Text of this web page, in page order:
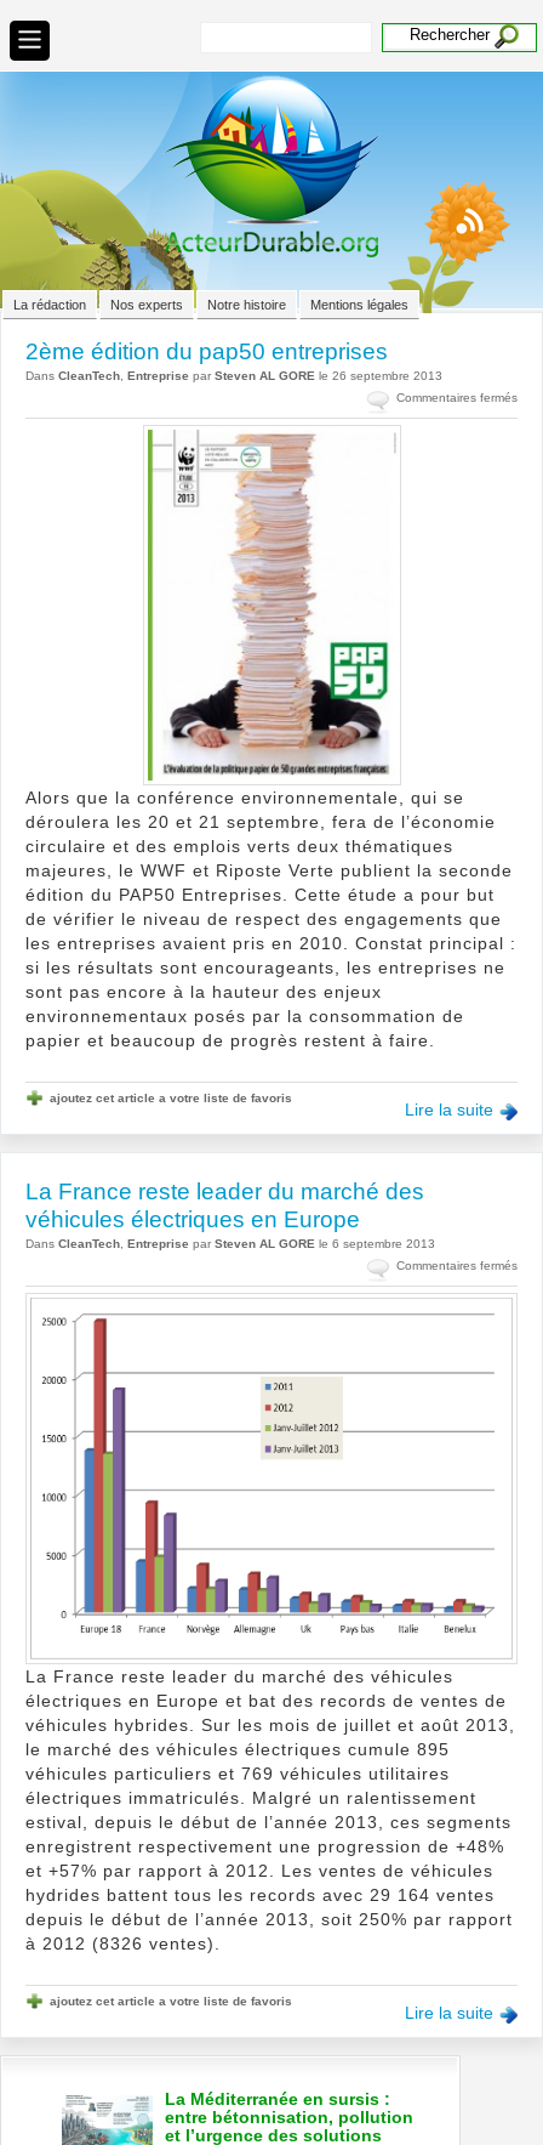
La rédaction Nos experts Notre histoire Mentions légales
2ème édition du pap50 entreprises
Dans CleanTech Entreprise par Steven AL GORE le 26 septembre 2013
Commentaires ferméssur
Alors que la conférence environnementale, qui se
déroulera les 20 et 21 septembre, fera de l’économie
circulaire et des emplois verts deux thématiques
majeures, le WWF et Riposte Verte publient la seconde
édition du PAP50 Entreprises. Cette étude a pour but
de vérifier le niveau de respect des engagements que
les entreprises avaient pris en 2010. Constat principal :
si les résultats sont encourageants, les entreprises ne
sont pas encore à la hauteur des enjeux
environnementaux posés par la consommation de
papier et beaucoup de progrès restent à faire.
Lire la suite
ajoutez cet article a votre liste de favoris
La France reste leader du marché des
véhicules électriques en Europe
Dans CleanTech Entreprise par Steven AL GORE le 6 septembre 2013
Commentaires ferméssur
La
La France reste leader du marché des véhicules
électriques en Europe et bat des records de ventes de
véhicules hybrides. Sur les mois de juillet et août 2013,
le marché des véhicules électriques cumule 895
véhicules particuliers et 769 véhicules utilitaires
électriques immatriculés. Malgré un ralentissement
estival, depuis le début de l’année 2013, ces segments
enregistrent respectivement une progression de +48%
et +57% par rapport à 2012. Les ventes de véhicules
hydrides battent tous les records avec 29 164 ventes
depuis le début de l’année 2013, soit 250% par rapport
à 2012 (8326 ventes).
Lire la suite
ajoutez cet article a votre liste de favoris
La Méditerranée en sursis :
entre bétonnisation, pollution
et l’urgence des solutions